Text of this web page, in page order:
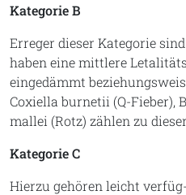
Kategorie B
Erreger dieser Kategorie
haben eine mittlere
eingedämmt
Coxiella burnetii (Q-Fieber),
mallei (Rotz) zählen zu
Kategorie C
Hierzu gehören leicht